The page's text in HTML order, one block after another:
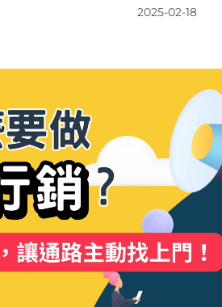
2025-02-18